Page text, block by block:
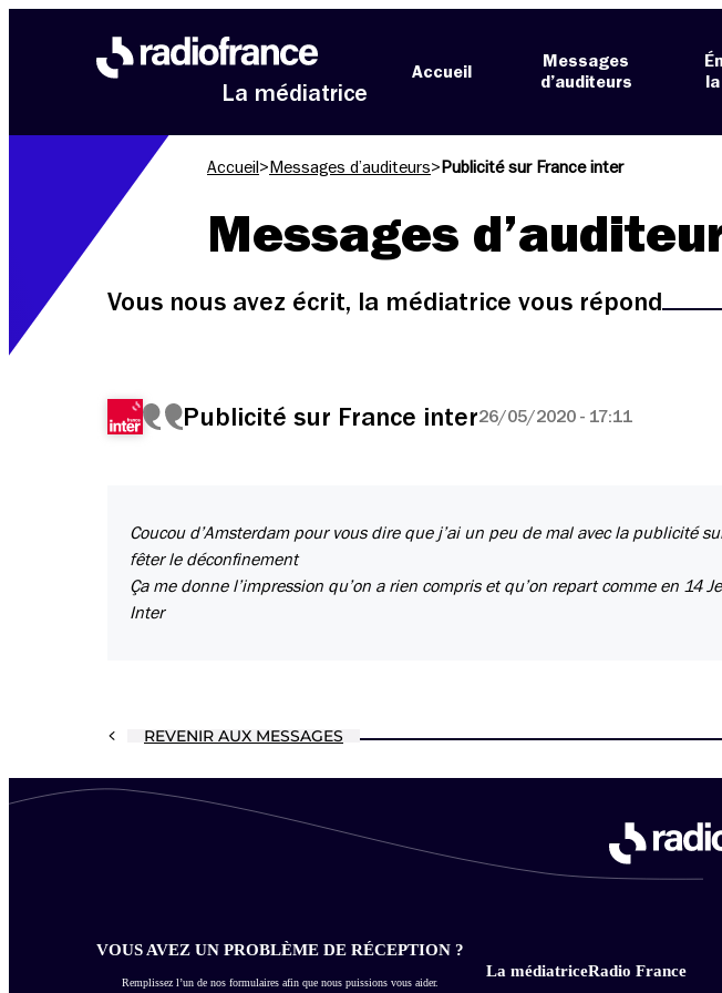
La médiatrice
Accueil
Messages
d’auditeurs
Accueil > Messages d’auditeurs> Publicité sur France inter
Messages
Vous nous avez écrit, la médiatrice vous répond
Publicité sur France inter26/05/2020 - 17:11
Coucou d’Amsterdam pour vous dire que j’ai un peu de mal avec la publicité
fêter le déconfinement
Ça me donne l’impression qu’on a rien compris et qu’on repart comme en 14
Inter
REVENIR AUX MESSAGES
VOUS AVEZ UN PROBLÈME DE RÉCEPTION ?
Remplissez l’un de nos formulaires afin que nous puissions vous aider.
La médiatriceRadio France